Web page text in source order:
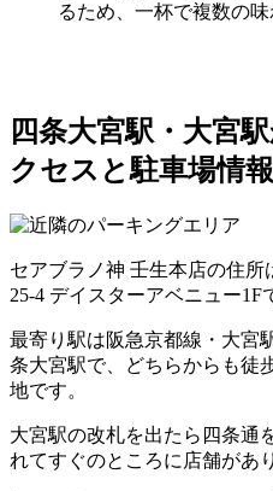
るため、一杯で複数の味
四条大宮駅・大宮
クセスと駐車場情報
セアブラノ神 壬生本店の住
25-4 デイスターアベニュー1F
最寄り駅は阪急京都線・大宮
条大宮駅で、どちらからも徒
地です。
大宮駅の改札を出たら四条通
れてすぐのところに店舗があ